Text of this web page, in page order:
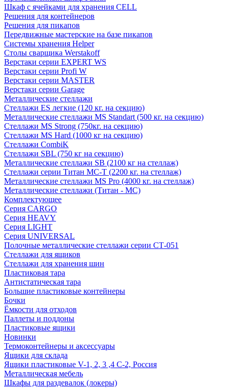
Шкаф с ячейками для хранения CELL
Решения для контейнеров
Решения для пикапов
Передвижные мастерские на базе пикапов
Системы хранения Helper
Столы сварщика Werstakoff
Верстаки серии EXPERT WS
Верстаки серии Profi W
Верстаки серии MASTER
Верстаки серии Garage
Металлические стеллажи
Стеллажи ES легкие (120 кг. на секцию)
Металлические стеллажи MS Standart (500 кг. на секцию)
Стеллажи MS Strong (750кг. на секцию)
Стеллажи MS Hard (1000 кг на секцию)
Стеллажи CombiK
Стеллажи SBL (750 кг на секцию)
Металлические стеллажи SB (2100 кг на стеллаж)
Стеллажи серии Титан МС-Т (2200 кг. на стеллаж)
Металлические стеллажи MS Pro (4000 кг. на стеллаж)
Металлические стеллажи (Титан - МС)
Комплектующее
Серия CARGO
Серия HEAVY
Серия LIGHT
Серия UNIVERSAL
Полочные металлические стеллажи серии СТ-051
Стеллажи для ящиков
Стеллажи для хранения шин
Пластиковая тара
Антистатическая тара
Большие пластиковые контейнеры
Бочки
Ёмкости для отходов
Паллеты и поддоны
Пластиковые ящики
Новинки
Термоконтейнеры и аксессуары
Ящики для склада
Ящики пластиковые V-1, 2, 3 ,4 С-2, Россия
Металлическая мебель
Шкафы для раздевалок (локеры)